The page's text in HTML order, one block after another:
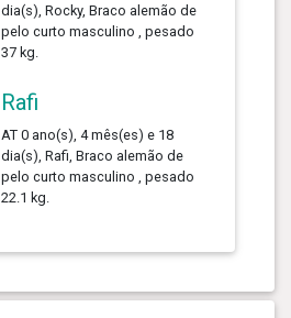
dia(s), Rocky, Braco alemão de
pelo curto masculino , pesado
37 kg.
Rafi
AT 0 ano(s), 4 mês(es) e 18
dia(s), Rafi, Braco alemão de
pelo curto masculino , pesado
22.1 kg.